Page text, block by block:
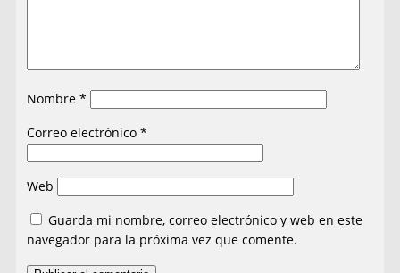
Nombre*
Correo electrónico*
Web
Guarda mi nombre, correo electrónico y web en este
navegador para la próxima vez que comente.